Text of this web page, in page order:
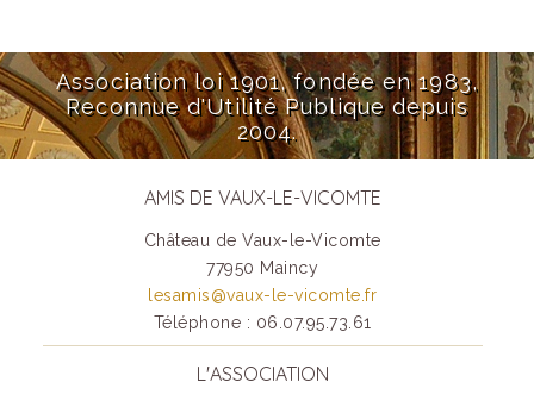
Association loi 1901, fondée en 1983,
Reconnue d'Utilité Publique depuis
2004.
AMIS DE VAUX-LE-VICOMTE
Château de Vaux-le-Vicomte
77950 Maincy
lesamis@vaux-le-vicomte.fr
Téléphone : 06.07.95.73.61
L'ASSOCIATION